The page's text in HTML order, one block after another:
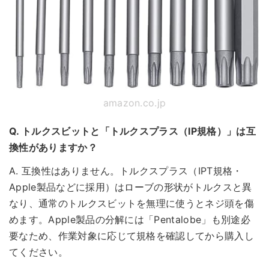
amazon.co.jp
Q. トルクスビットと「トルクスプラス（IP規格）」は互
換性がありますか？
A. 互換性はありません。トルクスプラス（IPT規格・
Apple製品などに採用）はローブの形状がトルクスと異
なり、通常のトルクスビットを無理に使うとネジ頭を傷
めます。Apple製品の分解には「Pentalobe」も別途必
要なため、作業対象に応じて規格を確認してから購入し
てください。